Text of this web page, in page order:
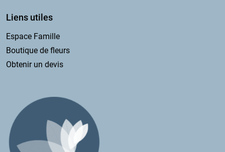
Liens utiles
Espace Famille
Boutique de fleurs
Obtenir un devis